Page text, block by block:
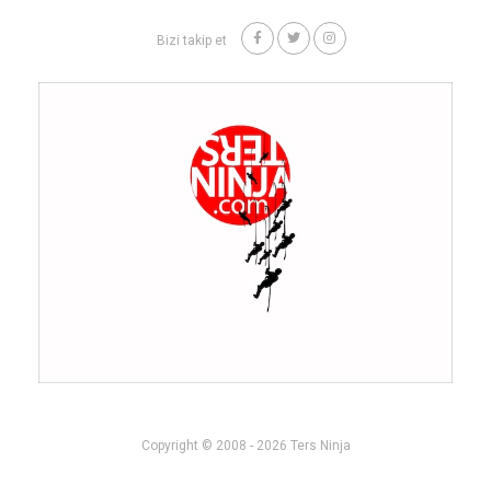
Copyright © 2008 - 2026 Ters Ninja
Bizi takip et